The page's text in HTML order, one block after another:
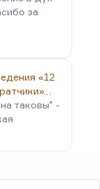
за
«12
таковы" -